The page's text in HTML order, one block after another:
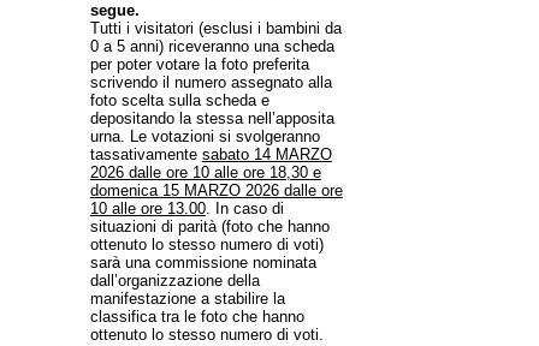
segue.
Tutti i visitatori (esclusi i bambini da
0 a 5 anni) riceveranno una scheda
per poter votare la foto preferita
scrivendo il numero assegnato alla
foto scelta sulla scheda e
depositando la stessa nell’apposita
urna. Le votazioni si svolgeranno
tassativamente sabato 14 MARZO
2026 dalle ore 10 alle ore 18,30 e
domenica 15 MARZO 2026 dalle ore
10 alle ore 13.00. In caso di
situazioni di parità (foto che hanno
ottenuto lo stesso numero di voti)
sarà una commissione nominata
dall’organizzazione della
manifestazione a stabilire la
classifica tra le foto che hanno
ottenuto lo stesso numero di voti.